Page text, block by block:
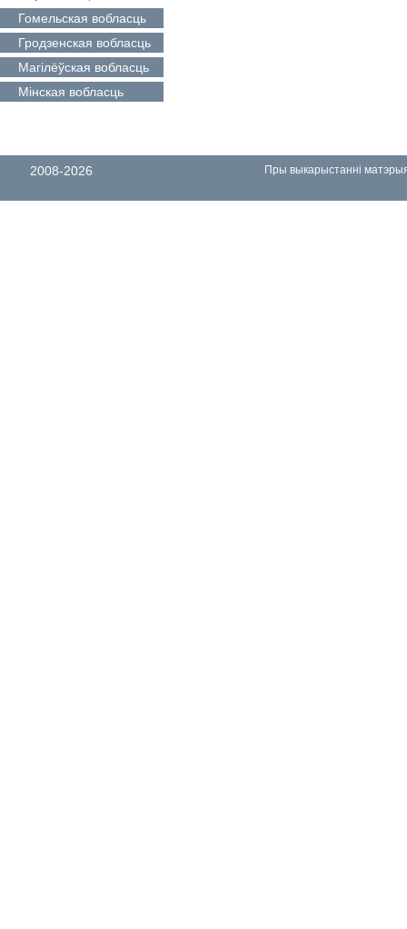
Гомельская вобласць
Гродзенская вобласць
Магілёўская вобласць
Мінская вобласць
2008-2026 Пры выкарыстанні